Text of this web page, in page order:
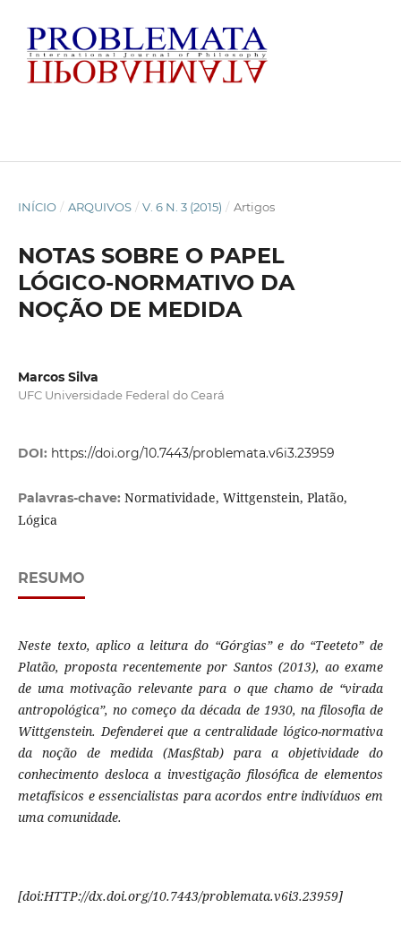
INÍCIO / ARQUIVOS / V. 6 N. 3 (2015) / Artigos
NOTAS SOBRE O PAPEL
LÓGICO-NORMATIVO DA
NOÇÃO DE MEDIDA
Marcos Silva
UFC Universidade Federal do Ceará
DOI: https://doi.org/10.7443/problemata.v6i3.23959
Palavras-chave: Normatividade, Wittgenstein, Platão,
Lógica
RESUMO
Neste texto, aplico a leitura do “Górgias” e do “Teeteto” de
Platão, proposta recentemente por Santos (2013), ao exame
de uma motivação relevante para o que chamo de “virada
antropológica”, no começo da década de 1930, na filosofia de
Wittgenstein. Defenderei que a centralidade lógico-normativa
da noção de medida (Masßtab) para a objetividade do
conhecimento desloca a investigação filosófica de elementos
metafísicos e essencialistas para acordos entre indivíduos em
uma comunidade.
[doi:HTTP://dx.doi.org/10.7443/problemata.v6i3.23959]